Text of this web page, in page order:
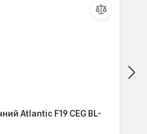
Atlantic F19 CEG BL-